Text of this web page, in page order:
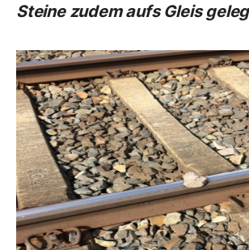
Steine zudem aufs Gleis